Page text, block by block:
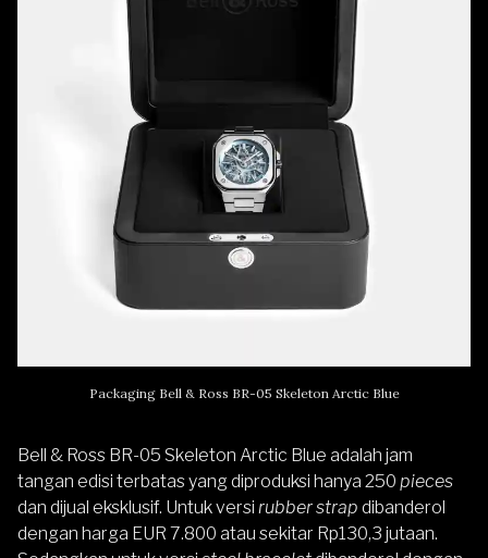
Packaging Bell & Ross BR-05 Skeleton Arctic Blue
Bell & Ross BR-05 Skeleton Arctic Blue adalah jam
tangan edisi terbatas yang diproduksi hanya 250 pieces
dan dijual eksklusif. Untuk versi rubber strap dibanderol
dengan harga EUR 7.800 atau sekitar Rp130,3 jutaan.